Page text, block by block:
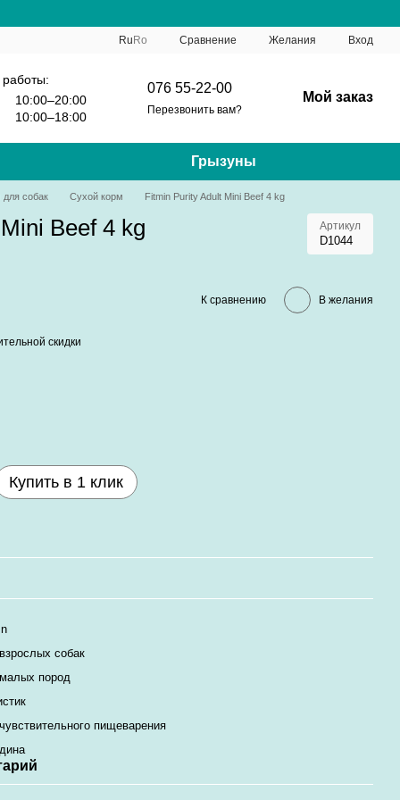
Ru Ro Сравнение Желания Вход
10:00–20:00
10:00–18:00
076 55-22-00
Перезвонить вам?
Мой заказ
Грызуны
для собак Сухой корм Fitmin Purity Adult Mini Beef 4 kg
Beef 4 kg Артикул
D1044
К сравнению В желания
скидки
Купить в 1 клик
собак
пород
пищеварения